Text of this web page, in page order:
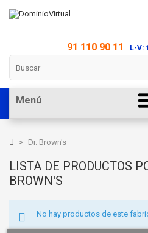
91 110 90 11 L-V:
Menú
> Dr. Brown's
LISTA DE PRODUCTOS
BROWN'S
No hay productos de este